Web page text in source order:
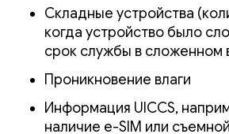
Складные устройства
когда устройство было
срок службы в сложенном
Проникновение влаги
Информация UICCS,
наличие e-SIM или